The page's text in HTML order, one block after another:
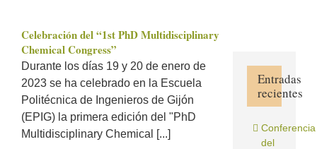
Celebración del “1st PhD Multidisciplinary
Chemical Congress”
Durante los días 19 y 20 de enero de
2023 se ha celebrado en la Escuela
Politécnica de Ingenieros de Gijón
(EPIG) la primera edición del "PhD
Multidisciplinary Chemical [...]
Entradas
recientes
Conferencia
del